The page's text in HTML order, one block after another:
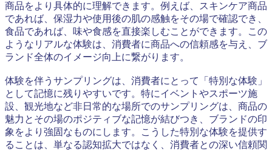
商品をより具体的に理解できます。例えば、スキンケア商品
であれば、保湿力や使用後の肌の感触をその場で確認でき、
食品であれば、味や食感を直接楽しむことができます。この
ようなリアルな体験は、消費者に商品への信頼感を与え、ブ
ランド全体のイメージ向上に繋がります。
体験を伴うサンプリングは、消費者にとって「特別な体験」
として記憶に残りやすいです。特にイベントやスポーツ施
設、観光地など非日常的な場所でのサンプリングは、商品の
魅力とその場のポジティブな記憶が結びつき、ブランドの印
象をより強固なものにします。こうした特別な体験を提供す
ることは、単なる認知拡大ではなく、消費者との深い信頼関